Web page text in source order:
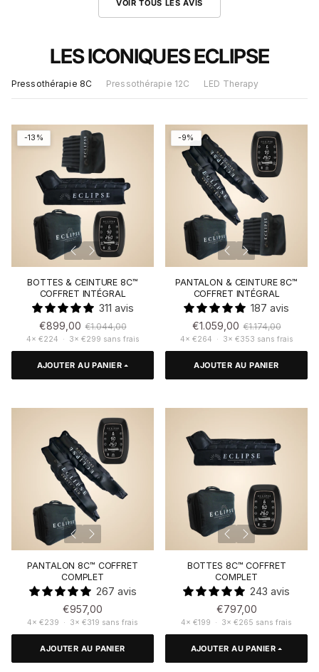
VOIR TOUS LES AVIS
LES ICONIQUES ECLIPSE
Pressothérapie 8C Pressothérapie 12C LED Therapy
-13%
BOTTES & CEINTURE 8C™
COFFRET INTÉGRAL
311 avis
Prix de vente
€899,00 Prix habituel
€1.044,00
4× €224 · 3× €299 sans frais
AJOUTER AU PANIER
-9%
PANTALON & CEINTURE 8C™
COFFRET INTÉGRAL
187 avis
Prix de vente
€1.059,00 Prix habituel
€1.174,00
4× €264 · 3× €353 sans frais
AJOUTER AU PANIER
PANTALON 8C™ COFFRET
COMPLET
267 avis
€957,00
4× €239 · 3× €319 sans frais
AJOUTER AU PANIER
BOTTES 8C™ COFFRET
COMPLET
243 avis
€797,00
4× €199 · 3× €265 sans frais
AJOUTER AU PANIER